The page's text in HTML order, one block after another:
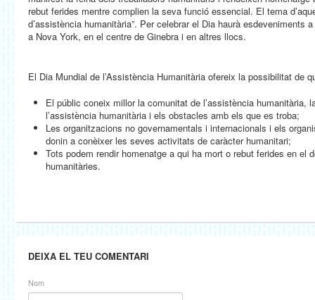
rebut ferides mentre complien la seva funció essencial. El tema
d’assistència humanitària”. Per celebrar el Dia haurà esdeveniments
a Nova York, en el centre de Ginebra i en altres llocs.
El Dia Mundial de l’Assistència Humanitària ofereix la possibilitat de
El públic coneix millor la comunitat de l’assistència humanitària,
l’assistència humanitària i els obstacles amb els que es troba;
Les organitzacions no governamentals i internacionals i els
donin a conèixer les seves activitats de caràcter humanitari;
Tots podem rendir homenatge a qui ha mort o rebut ferides en el
humanitàries.
DEIXA EL TEU COMENTARI
Nom